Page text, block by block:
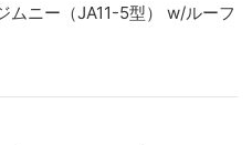
ムニー（JA11-5型） w/ルーフ